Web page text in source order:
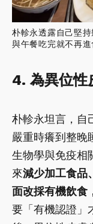
朴軫永透露自己堅
與午餐吃完就不再進
4. 為異位性
朴軫永坦言，自
嚴重時癢到整晚
生物學與免疫相
來減少加工食品
面改採有機飲食
要「有機認證」